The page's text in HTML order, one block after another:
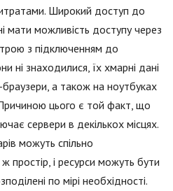
Широкий доступ до
мати можливість доступу через
з підключенням до
ні знаходилися, їх хмарні дані
а також на ноутбуках
цього є той факт, що
сервери в декількох місцях.
можуть спільно
простір, і ресурси можуть бути
по мірі необхідності.